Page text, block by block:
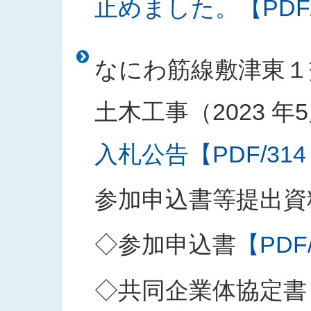
止めました。【
なにわ筋線敷津東
土木工事（2023 年
入札公告【PDF/
参加申込書等提出
◇参加申込書 【
◇共同企業体協定書